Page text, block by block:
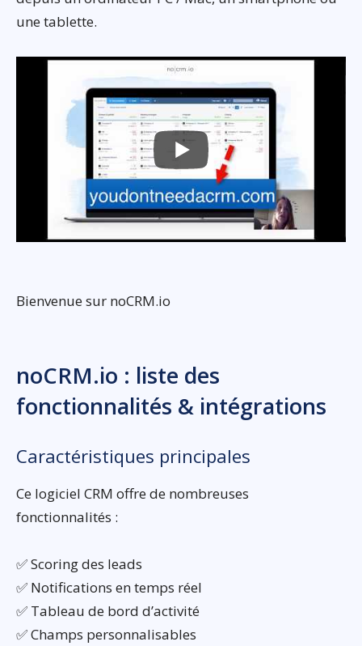
une tablette.
Bienvenue sur noCRM.io
noCRM.io : liste des
fonctionnalités & intégrations
Caractéristiques principales
Ce logiciel CRM offre de nombreuses
fonctionnalités :
✅ Scoring des leads
✅ Notifications en temps réel
✅ Tableau de bord d’activité
✅ Champs personnalisables